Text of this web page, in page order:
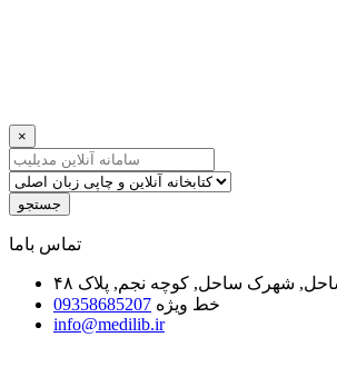
×
جستجو
ﺗﻤﺎﺱ ﺑﺎﻣﺎ
شهرک ساحل, کوچه نجم, پلاک ۴۸
خط ویژه 09358685207
info@medilib.ir